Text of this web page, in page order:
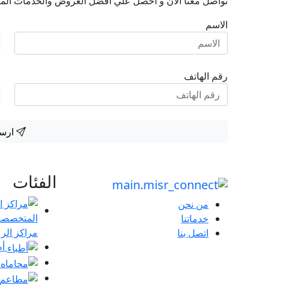
الاسم
رقم الهاتف
من نحن
خدماتنا
اتصل بنا
الفئات
مراكز